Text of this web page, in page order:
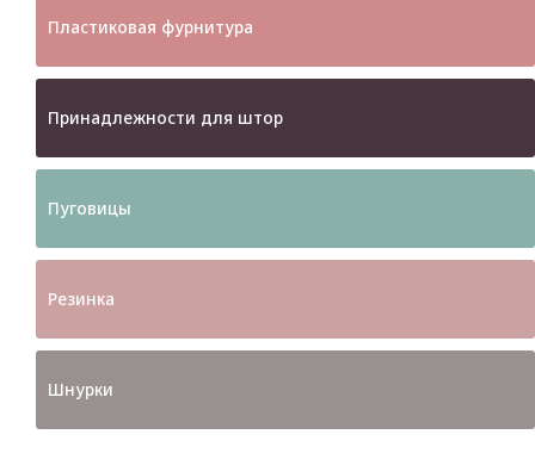
Пластиковая фурнитура
Принадлежности для штор
Пуговицы
Резинка
Шнурки